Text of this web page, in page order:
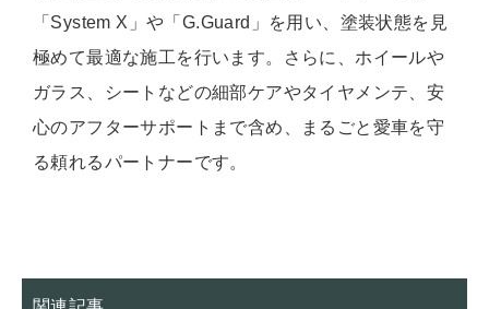
「System X」や「G.Guard」を用い、塗装状態を見
極めて最適な施工を行います。さらに、ホイールや
ガラス、シートなどの細部ケアやタイヤメンテ、安
心のアフターサポートまで含め、まるごと愛車を守
る頼れるパートナーです。